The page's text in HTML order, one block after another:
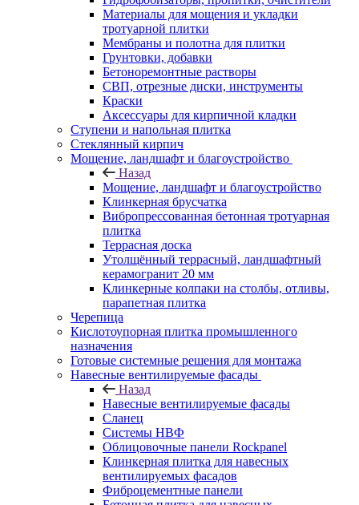
Материалы для мощения и укладки
тротуарной плитки
Мембраны и полотна для плитки
Грунтовки, добавки
Бетоноремонтные растворы
СВП, отрезные диски, инструменты
Краски
Аксессуары для кирпичной кладки
Ступени и напольная плитка
Cтеклянный кирпич
Мощение, ландшафт и благоустройство
Назад
Мощение, ландшафт и благоустройство
Клинкерная брусчатка
Вибропрессованная бетонная тротуарная
плитка
Террасная доска
Утолщённый террасный, ландшафтный
керамогранит 20 мм
Клинкерные колпаки на столбы, отливы,
парапетная плитка
Черепица
Кислотоупорная плитка промышленного
назначения
Готовые системные решения для монтажа
Навесные вентилируемые фасады
Назад
Навесные вентилируемые фасады
Сланец
Системы НВФ
Облицовочные панели Rockpanel
Клинкерная плитка для навесных
вентилируемых фасадов
Фиброцементные панели